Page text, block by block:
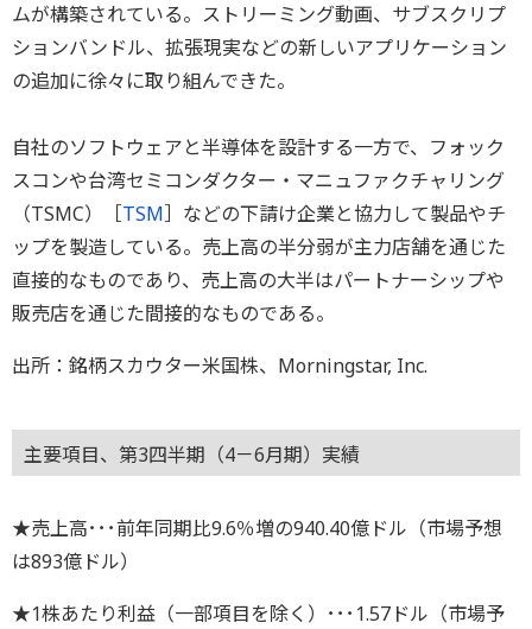
ムが構築されている。ストリーミング動画、サブスクリプ
ションバンドル、拡張現実などの新しいアプリケーション
の追加に徐々に取り組んできた。
自社のソフトウェアと半導体を設計する一方で、フォック
スコンや台湾セミコンダクター・マニュファクチャリング
（TSMC）［TSM］などの下請け企業と協力して製品やチ
ップを製造している。売上高の半分弱が主力店舗を通じた
直接的なものであり、売上高の大半はパートナーシップや
販売店を通じた間接的なものである。
出所：銘柄スカウター米国株、Morningstar, Inc.
主要項目、第3四半期（4－6月期）実績
★売上高･･･前年同期比9.6％増の940.40億ドル（市場予想
は893億ドル）
★1株あたり利益（一部項目を除く）･･･1.57ドル（市場予